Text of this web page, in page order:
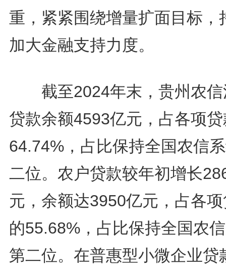
重，紧紧围绕增量扩面目标，
加大金融支持力度。
截至2024年末，贵州农信
贷款余额4593亿元，占各项
64.74%，占比保持全国农信
二位。农户贷款较年初增长
元，余额达3950亿元，占各
的55.68%，占比保持全国农
第二位。在普惠型小微企业贷